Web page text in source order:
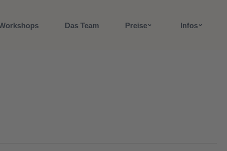
Das Team Preise Infos